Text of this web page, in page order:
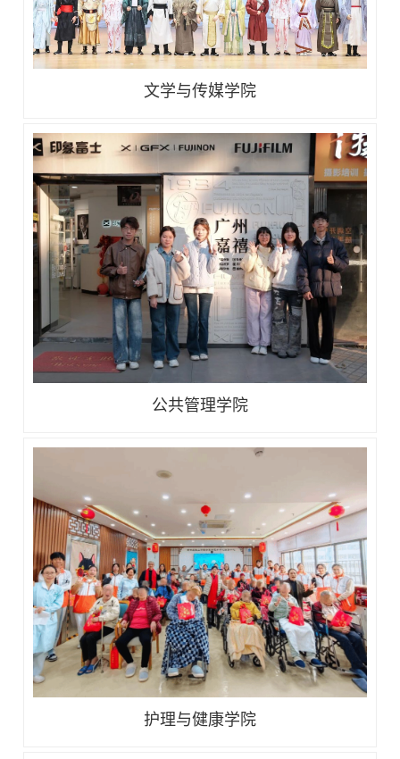
文学与传媒学院
公共管理学院
护理与健康学院